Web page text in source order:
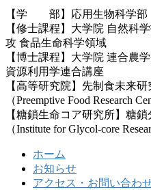
【学 部】応用生物科学
【修士課程】大学院 自然科
攻 食品生命科学領域
【博士課程】大学院 連合農
資源利用学連合講座
【高等研究院】先制食未来
（Preemptive Food Research
【糖鎖生命コア研究所】糖
（Institute for Glycol-core
ホーム
お知らせ
アクセス・お問い合わ